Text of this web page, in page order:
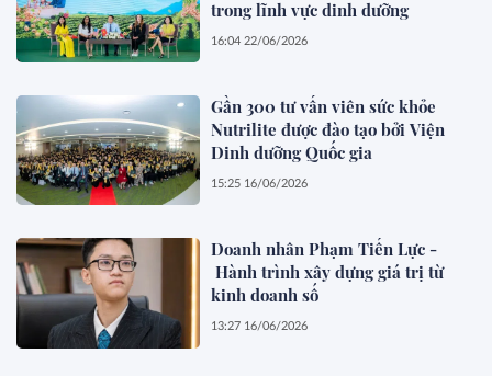
trong lĩnh vực dinh dưỡng
16:04 22/06/2026
Gần 300 tư vấn viên sức khỏe
Nutrilite được đào tạo bởi Viện
Dinh dưỡng Quốc gia
15:25 16/06/2026
Doanh nhân Phạm Tiến Lực -
Hành trình xây dựng giá trị từ
kinh doanh số
13:27 16/06/2026